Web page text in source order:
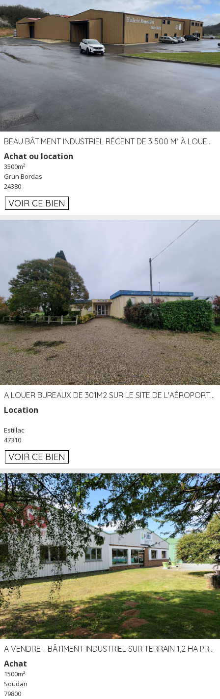
BEAU BÂTIMENT INDUSTRIEL RÉCENT DE 3 500 M² À LOUER OU VENDRE PROCHE PÉRIGUEUX (24)
Achat ou location
3500m²
Grun Bordas
24380
VOIR CE BIEN
A LOUER BUREAUX DE 301M2 SUR LE SITE DE L'AÉROPORT AGEN LA GARENNE
Location
Estillac
47310
VOIR CE BIEN
A VENDRE - BÂTIMENT INDUSTRIEL SUR TERRAIN 1,2 HA PROCHE ÉCHANGEUR A10 - SOUDAN (79)
Achat
1500m²
Soudan
79800